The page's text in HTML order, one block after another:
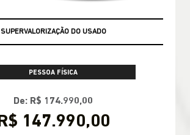
TAXA ZERO
PESSOA FÍSICA
De: R$ 174.990,00
R$ 147.990,00